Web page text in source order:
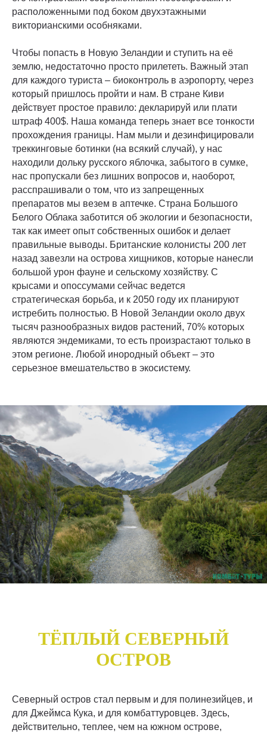
расположенными под боком двухэтажными
викторианскими особняками.
Чтобы попасть в Новую Зеландии и ступить на её
землю, недостаточно просто прилететь. Важный этап
для каждого туриста – биоконтроль в аэропорту, через
который пришлось пройти и нам. В стране Киви
действует простое правило: декларируй или плати
штраф 400$. Наша команда теперь знает все тонкости
прохождения границы. Нам мыли и дезинфицировали
треккинговые ботинки (на всякий случай), у нас
находили дольку русского яблочка, забытого в сумке,
нас пропускали без лишних вопросов и, наоборот,
расспрашивали о том, что из запрещенных
препаратов мы везем в аптечке. Страна Большого
Белого Облака заботится об экологии и безопасности,
так как имеет опыт собственных ошибок и делает
правильные выводы. Британские колонисты 200 лет
назад завезли на острова хищников, которые нанесли
большой урон фауне и сельскому хозяйству. С
крысами и опоссумами сейчас ведется
стратегическая борьба, и к 2050 году их планируют
истребить полностью. В Новой Зеландии около двух
тысяч разнообразных видов растений, 70% которых
являются эндемиками, то есть произрастают только в
этом регионе. Любой инородный объект – это
серьезное вмешательство в экосистему.
ТЁПЛЫЙ СЕВЕРНЫЙ
ОСТРОВ
Северный остров стал первым и для полинезийцев, и
для Джеймса Кука, и для комбаттуровцев. Здесь,
действительно, теплее, чем на южном острове,